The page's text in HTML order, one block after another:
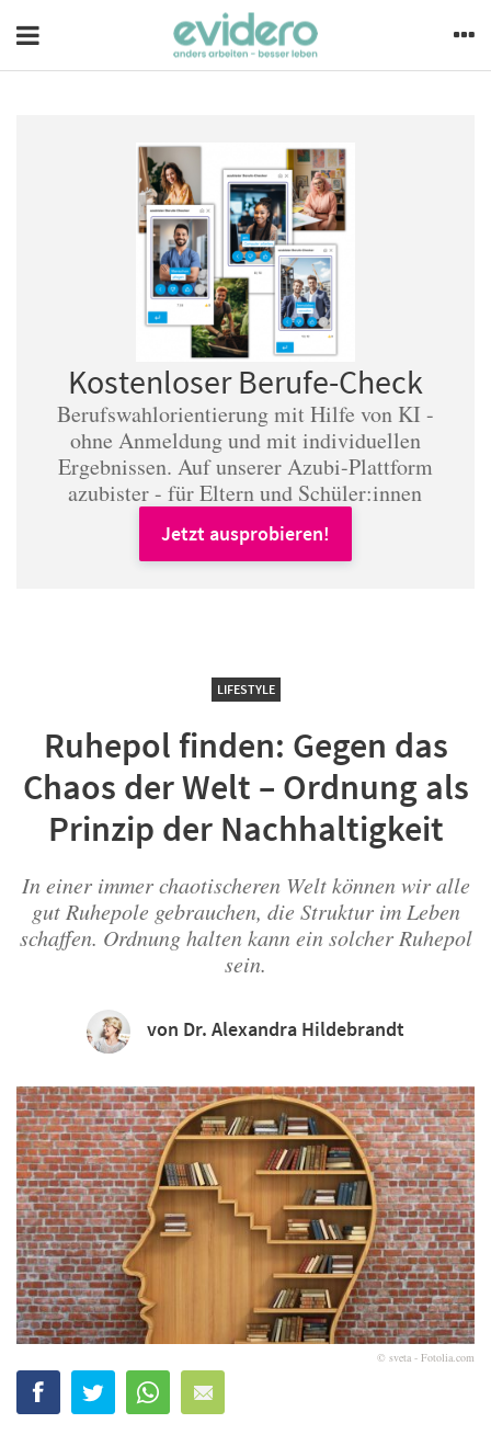
Kostenloser Berufe-Check
Berufswahlorientierung mit Hilfe von KI -
ohne Anmeldung und mit individuellen
Ergebnissen. Auf unserer Azubi-Plattform
azubister - für Eltern und Schüler:innen
Jetzt ausprobieren!
LIFESTYLE
Ruhepol finden: Gegen das
Chaos der Welt – Ordnung als
Prinzip der Nachhaltigkeit
In einer immer chaotischeren Welt können wir alle
gut Ruhepole gebrauchen, die Struktur im Leben
schaffen. Ordnung halten kann ein solcher Ruhepol
sein.
von Dr. Alexandra Hildebrandt
© sveta - Fotolia.com